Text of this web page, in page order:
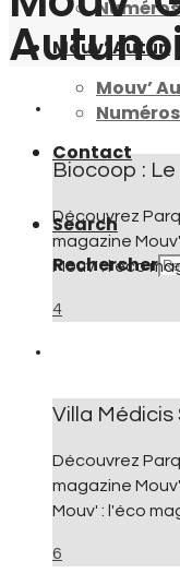
Mouv’ Autun
Mouv’
Contact
Search
Rechercher
Biocoop :
Découvrez
magazine
Mouv' : l'éco
4
Villa
Découvrez
magazine
Mouv' : l'éco
6